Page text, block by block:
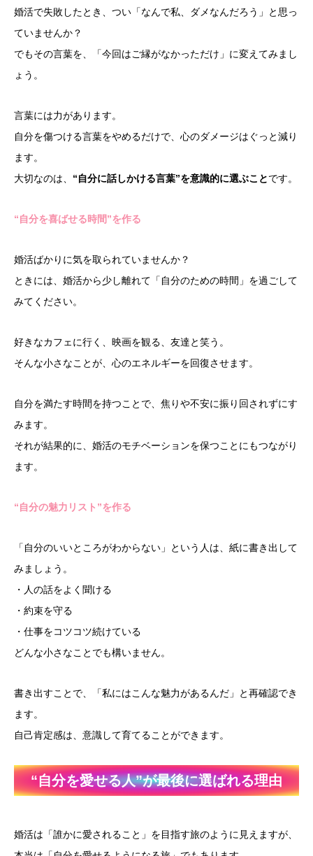
婚活で失敗したとき、つい「なんで私、ダメなんだろう」と思っ
ていませんか？
でもその言葉を、「今回はご縁がなかっただけ」に変えてみまし
ょう。
言葉には力があります。
自分を傷つける言葉をやめるだけで、心のダメージはぐっと減り
ます。
大切なのは、 “自分に話しかける言葉”を意識的に選ぶことです。
“自分を喜ばせる時間”を作る
婚活ばかりに気を取られていませんか？
ときには、婚活から少し離れて「自分のための時間」を過ごして
みてください。
好きなカフェに行く、映画を観る、友達と笑う。
そんな小さなことが、心のエネルギーを回復させます。
自分を満たす時間を持つことで、焦りや不安に振り回されずにす
みます。
それが結果的に、婚活のモチベーションを保つことにもつながり
ます。
“自分の魅力リスト”を作る
「自分のいいところがわからない」という人は、紙に書き出して
みましょう。
・人の話をよく聞ける
・約束を守る
・仕事をコツコツ続けている
どんな小さなことでも構いません。
書き出すことで、「私にはこんな魅力があるんだ」と再確認でき
ます。
自己肯定感は、意識して育てることができます。
“自分を愛せる人”が最後に選ばれる理由
婚活は「誰かに愛されること」を目指す旅のように見えますが、